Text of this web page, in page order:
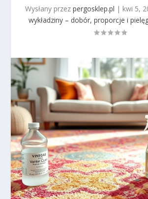
Wysłany przez pergosklep.pl | kwi 5,
wykładziny – dobór, proporcje i